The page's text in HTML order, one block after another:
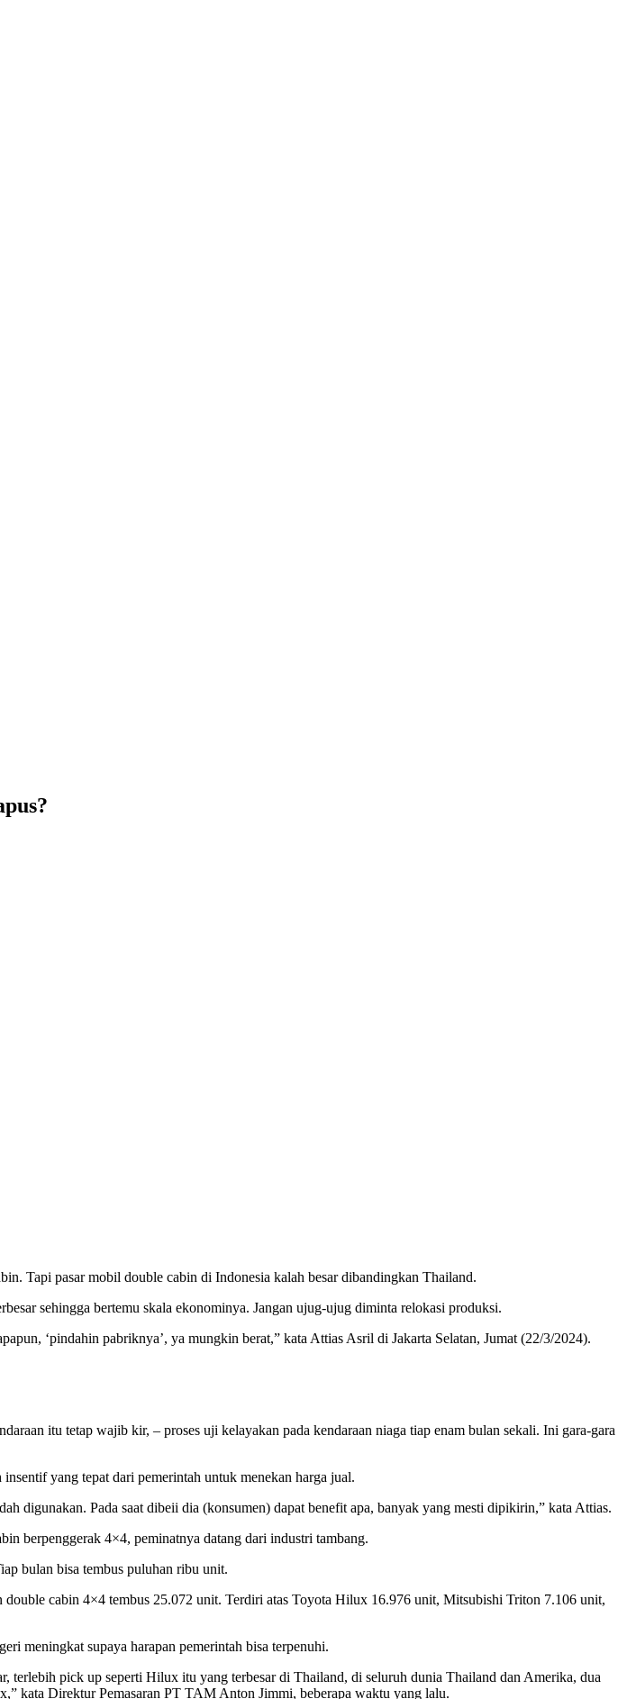
Tapi pasar mobil double cabin di Indonesia kalah besar dibandingkan Thailand.
sehingga bertemu skala ekonominya. Jangan ujug-ujug diminta relokasi produksi.
‘pindahin pabriknya’, ya mungkin berat,” kata Attias Asril di Jakarta Selatan, Jumat (22/3/2024).
itu tetap wajib kir, – proses uji kelayakan pada kendaraan niaga tiap enam bulan sekali. Ini gara-gara
yang tepat dari pemerintah untuk menekan harga jual.
digunakan. Pada saat dibeii dia (konsumen) dapat benefit apa, banyak yang mesti dipikirin,” kata Attias.
berpenggerak 4×4, peminatnya datang dari industri tambang.
bulan bisa tembus puluhan ribu unit.
cabin 4×4 tembus 25.072 unit. Terdiri atas Toyota Hilux 16.976 unit, Mitsubishi Triton 7.106 unit,
meningkat supaya harapan pemerintah bisa terpenuhi.
terlebih pick up seperti Hilux itu yang terbesar di Thailand, di seluruh dunia Thailand dan Amerika, dua
kata Direktur Pemasaran PT TAM Anton Jimmi, beberapa waktu yang lalu.